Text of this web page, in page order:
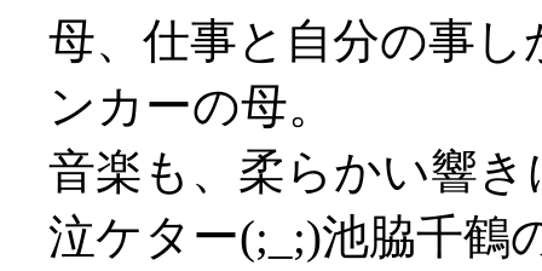
母、仕事と自分の事
ンカーの母。
音楽も、柔らかい響
泣ケター(;_;)池脇千鶴